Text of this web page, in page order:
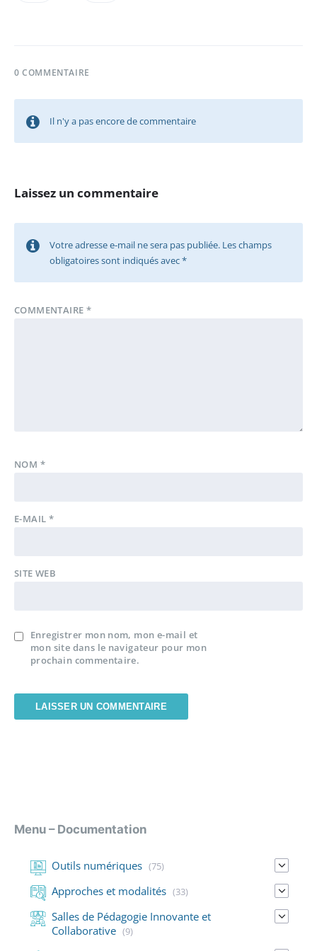
0 COMMENTAIRE
Il n'y a pas encore de commentaire
Laissez un commentaire
Votre adresse e-mail ne sera pas publiée. Les champs
obligatoires sont indiqués avec*
COMMENTAIRE *
NOM *
E-MAIL *
SITE WEB
Enregistrer mon nom, mon e-mail et
mon site dans le navigateur pour mon
prochain commentaire.
Menu – Documentation
Outils numériques (75)
Approches et modalités (33)
Salles de Pédagogie Innovante et
Collaborative (9)